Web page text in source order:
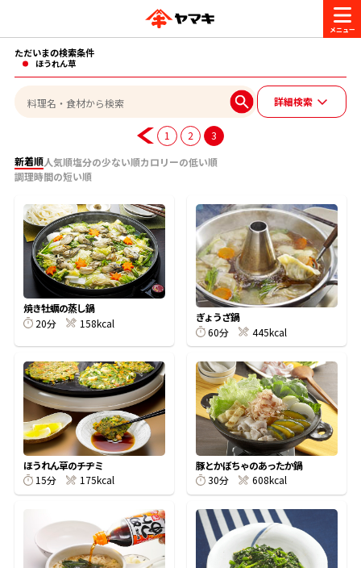
商品情報
ヤマキ『めんつゆ』 ヤマキ 割烹白だし
旨さ、別格。だし屋の鍋 韓福善シリーズ
レシピ
おいしいレシピを探す
おいしいレシピトップ
主食レシピ
主菜レシピ
汁物レシピ
時短レシピ
おいしいレシピを商品から探す
かつお節レシピ
かつお節・だしを楽しむ
かつお節・だしを知る
だしの取り方
かつお節の削り方
かつお節・だしをもっと知る
ヤマキ かつお節プラス®
かつお節・だしを楽しむ
だしコミュ
CM・キャンペーン
キャンペーン一覧
企業・採用情報
企業情報
- 百年対話
- ヤマキ かつお節プラス®
採用情報
お問い合わせ
ヤマキお客様相談室
オンラインショップ
コミュニティサイト
Global
ただいまの検索条件
ほうれん草
詳細検索
1 2
3
新着順人気順塩分の少ない順カロリーの低い順
調理時間の短い順
焼き牡蠣の蒸し鍋
20分
158kcal
ぎょうざ鍋
60分
445kcal
ほうれん草のチヂミ
15分
175kcal
豚とかぼちゃのあったか鍋
30分
608kcal